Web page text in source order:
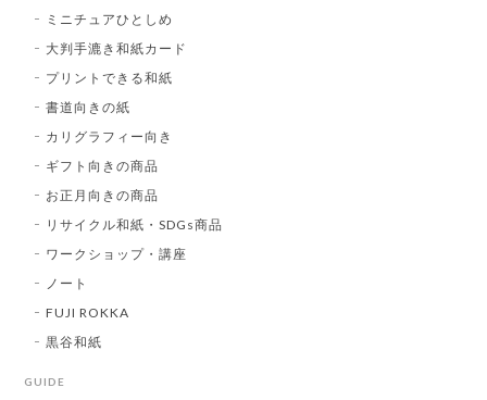
ミニチュアひとしめ
大判手漉き和紙カード
プリントできる和紙
書道向きの紙
カリグラフィー向き
ギフト向きの商品
お正月向きの商品
リサイクル和紙・SDGs商品
ワークショップ・講座
ノート
FUJI ROKKA
黒谷和紙
GUIDE